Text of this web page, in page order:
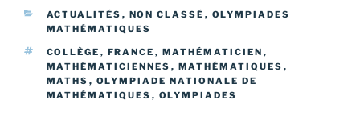
CATÉGORIES
ACTUALITÉS , NON CLASSÉ , OLYMPIADES
MATHÉMATIQUES
ÉTIQUETTES
COLLÈGE , FRANCE , MATHÉMATICIEN ,
MATHÉMATICIENNES , MATHÉMATIQUES ,
MATHS , OLYMPIADE NATIONALE DE
MATHÉMATIQUES , OLYMPIADES